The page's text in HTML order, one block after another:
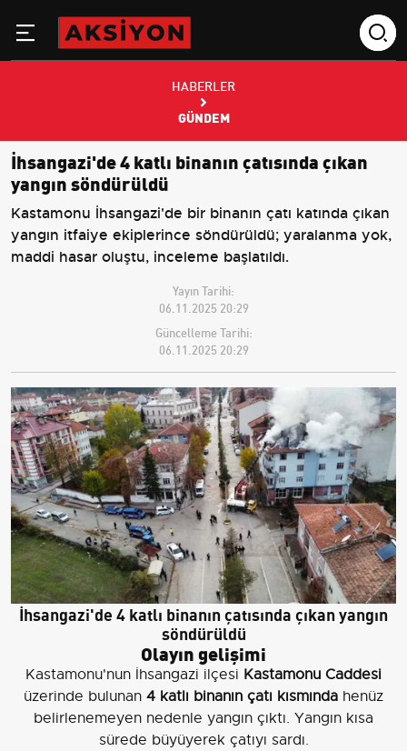
HABERLER
GÜNDEM
İhsangazi'de 4 katlı binanın çatısında çıkan
yangın söndürüldü
Kastamonu İhsangazi'de bir binanın çatı katında çıkan
yangın itfaiye ekiplerince söndürüldü; yaralanma yok,
maddi hasar oluştu, inceleme başlatıldı.
Yayın Tarihi:
06.11.2025 20:29
Güncelleme Tarihi:
06.11.2025 20:29
İhsangazi'de 4 katlı binanın çatısında çıkan yangın
söndürüldü
Olayın gelişimi
Kastamonu'nun İhsangazi ilçesi Kastamonu Caddesi
üzerinde bulunan 4 katlı binanın çatı kısmında henüz
belirlenemeyen nedenle yangın çıktı. Yangın kısa
sürede büyüyerek çatıyı sardı.